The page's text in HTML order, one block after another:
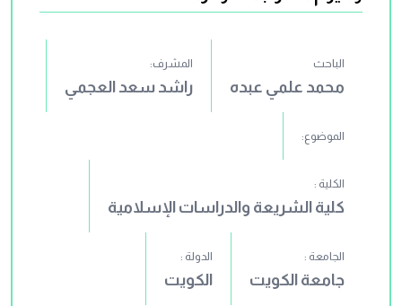
الباحث
محمد علمي عبده
المشرف:
راشد سعد العجمي
الموضوع:
الكلية :
كلية الشريعة والدراسات الإسلامية
الجامعة :
جامعة الكويت
الدولة :
الكويت